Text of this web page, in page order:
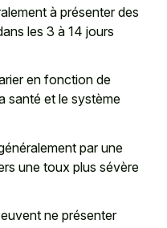
à présenter des
les 3 à 14 jours
en fonction de
santé et le système
par une
une toux plus sévère
ne présenter